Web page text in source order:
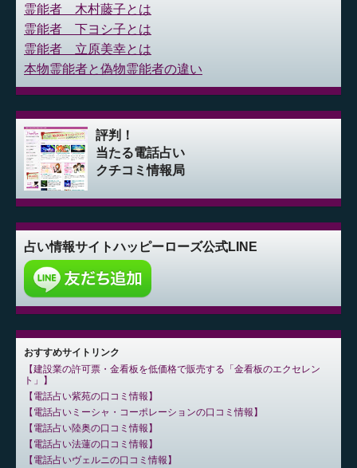
霊能者 木村藤子とは
霊能者 下ヨシ子とは
霊能者 立原美幸とは
本物霊能者と偽物霊能者の違い
評判！
当たる電話占い
クチコミ情報局
占い情報サイトハッピーローズ公式LINE
おすすめサイトリンク
建設業の許可票・金看板を低価格で販売する「金看板のエクセレン
ト」
電話占い紫苑の口コミ情報
電話占いミーシャ・コーポレーションの口コミ情報
電話占い陸奥の口コミ情報
電話占い法蓮の口コミ情報
電話占いヴェルニの口コミ情報